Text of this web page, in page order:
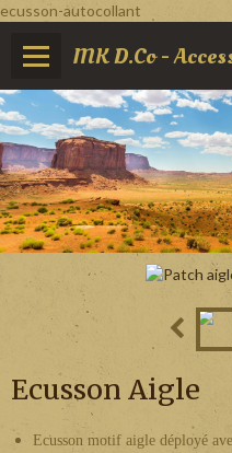
ecusson-autocollant
MK D.Co -
Ecusson Aigle
Ecusson motif aigle déployé